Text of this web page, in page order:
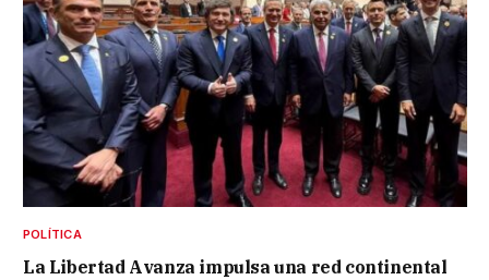
POLÍTICA
La Libertad Avanza impulsa una red continental